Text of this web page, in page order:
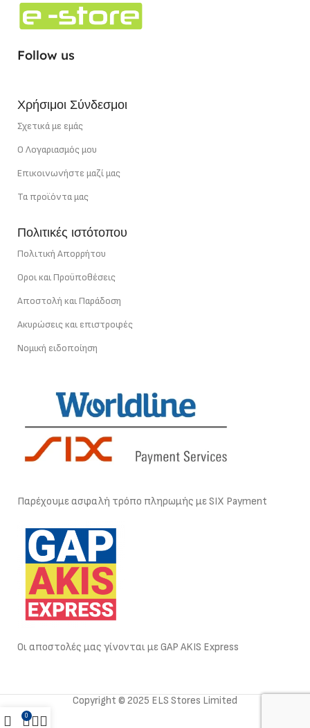
Follow us
Χρήσιμοι Σύνδεσμοι
Σχετικά με εμάς
Ο Λογαριασμός μου
Επικοινωνήστε μαζί μας
Τα προϊόντα μας
Πολιτικές ιστότοπου
Πολιτική Απορρήτου
Οροι και Προϋποθέσεις
Αποστολή και Παράδοση
Ακυρώσεις και επιστροφές
Νομική ειδοποίηση
Παρέχουμε ασφαλή τρόπο πληρωμής με SIX Payment
Οι αποστολές μας γίνονται με GAP AKIS Express
Copyright © 2025 ELS Stores Limited
0